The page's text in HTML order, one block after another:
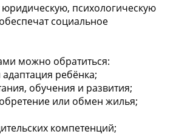
психологическую
социальное
можно обратиться:
ребёнка;
обучения и развития;
или обмен жилья;
компетенций;